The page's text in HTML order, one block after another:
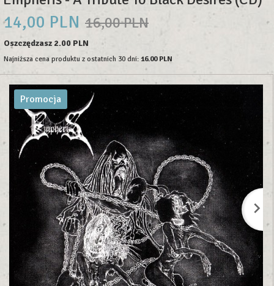
14,00 PLN 16,00 PLN
Oszczędzasz 2.00 PLN
Najniższa cena produktu z ostatnich 30 dni: 16.00 PLN
Promocja